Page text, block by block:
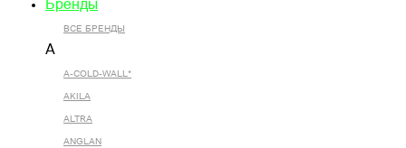
Бренды
ВСЕ БРЕНДЫ
A
A-COLD-WALL*
AKILA
ALTRA
ANGLAN